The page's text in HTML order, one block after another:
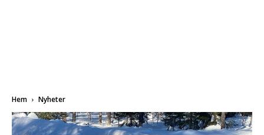
Hem Nyheter